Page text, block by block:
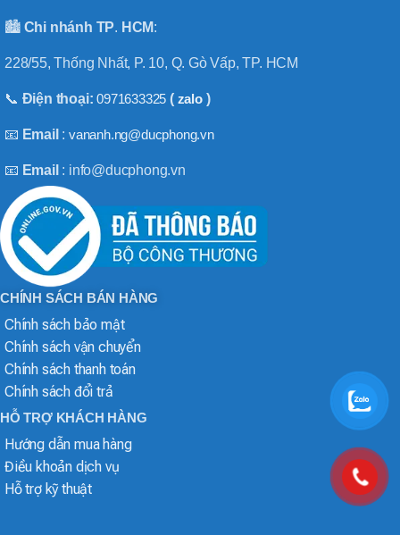
🏙️ Chi nhánh TP. HCM:
228/55, Thống Nhất, P. 10, Q. Gò Vấp, TP. HCM
📞 Điện thoại:0971633325 ( zalo)
📧 Email :vananh.ng@ducphong.vn
📧 Email : info@ducphong.vn
CHÍNH SÁCH BÁN HÀNG
Chính sách bảo mật
Chính sách vận chuyển
Chính sách thanh toán
Chính sách đổi trả
HỖ TRỢ KHÁCH HÀNG
Hướng dẫn mua hàng
Điều khoản dịch vụ
Hỗ trợ kỹ thuật